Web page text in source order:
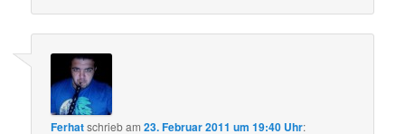
Ferhatschriebam23. Februar 2011 um 19:40 Uhr: